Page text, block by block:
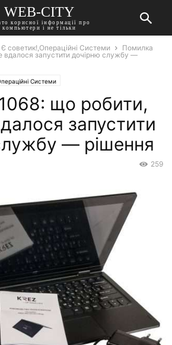
WEB-CITY
корисної інформації про
компьютери і не тільки
Є советик!,Операційні Системи
Помилка
вдалося запустити дочірню службу —
Системи
що робити,
запустити
— рішення
259